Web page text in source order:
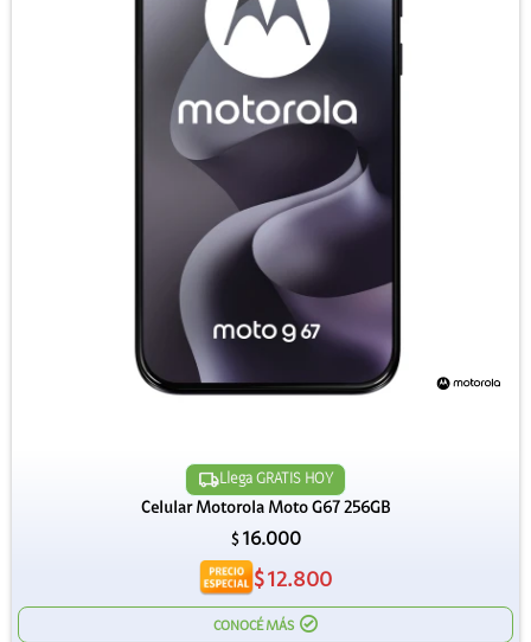
Llega GRATIS HOY
Celular Motorola Moto G67 256GB
$ 16.000
$12.800
CONOCÉ MÁS